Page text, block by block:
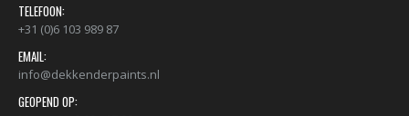
TELEFOON:
+31 (0)6 103 989 87
EMAIL:
info@dekkenderpaints.nl
GEOPEND OP: